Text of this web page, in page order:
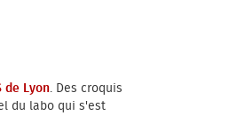
de Lyon. Des croquis
du labo qui s'est